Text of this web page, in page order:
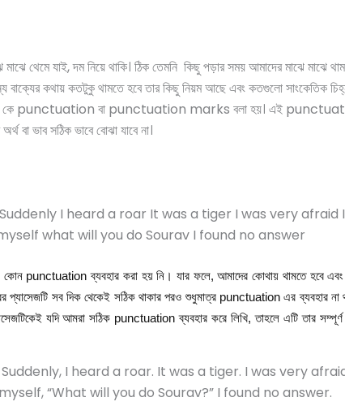
যাই, দম নিয়ে থাকি। ঠিক তেমনি কিছু পড়ার সময় আমাদের মাঝে মাঝে
বাক্যের কথায় কতটুকু থামতে হবে তার কিছু নিয়ম আছে এবং কতগুলো সাংকেতিক
গুলো কে punctuation বা punctuation marks বলা হয়। এই
বা ভাব সঠিক ভাবে বোঝা যাবে না।
I heard a roar It was a tiger I was very afraid I
what will you do Sourav I found no answer
কোনpunctuationব্যবহার করা হয় নি। যার ফলে,আমাদের কোথায় থামতে হবে এবং
প্যাসেজটি সব দিক থেকেই সঠিক থাকার পরও শুধুমাত্রpunctuationএর ব্যবহার না
যদি আমরা সঠিক punctuationব্যবহার করে লিখি,তাহলে এটি তার সম্পূর্ণ
I heard a roar. It was a tiger. I was very
“What will you do Sourav?” I found no answer.